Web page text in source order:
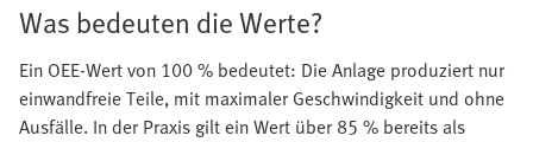
Was bedeuten die Werte?
Ein OEE-Wert von 100 % bedeutet: Die Anlage produziert nur
einwandfreie Teile, mit maximaler Geschwindigkeit und ohne
Ausfälle. In der Praxis gilt ein Wert über 85 % bereits als